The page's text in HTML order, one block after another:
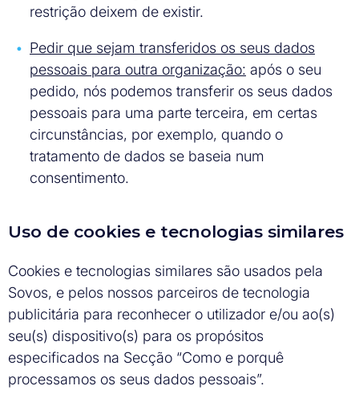
restrição deixem de existir.
Pedir que sejam transferidos os seus dados
pessoais para outra organização: após o seu
pedido, nós podemos transferir os seus dados
pessoais para uma parte terceira, em certas
circunstâncias, por exemplo, quando o
tratamento de dados se baseia num
consentimento.
Uso de cookies e tecnologias similares
Cookies e tecnologias similares são usados pela
Sovos, e pelos nossos parceiros de tecnologia
publicitária para reconhecer o utilizador e/ou ao(s)
seu(s) dispositivo(s) para os propósitos
especificados na Secção “Como e porquê
processamos os seus dados pessoais”.